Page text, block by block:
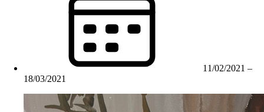
11/02/2021 –
18/03/2021